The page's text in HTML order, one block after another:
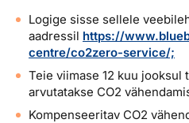
Reisija meelespea
Püsisoodustused
Boonuspunktid
Ettevõttest
Kontaktid
Reisikonsultandi
Logige sisse sellele
aadressil https://
centre/co2zero-service/;
Teie viimase 12 kuu
arvutatakse CO2
Kompenseeritav CO2